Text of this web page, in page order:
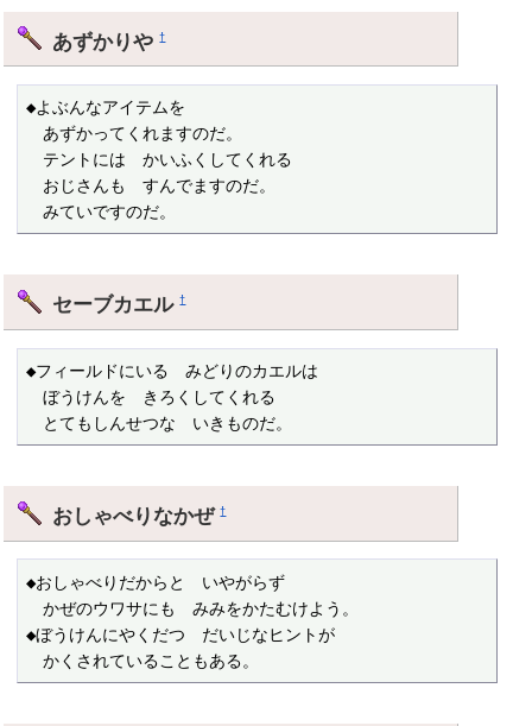
あずかりや†
◆よぶんなアイテムを
あずかってくれますのだ。
テントには　かいふくしてくれる
おじさんも　すんでますのだ。
みていですのだ。
セーブカエル†
◆フィールドにいる　みどりのカエルは
ぼうけんを　きろくしてくれる
とてもしんせつな　いきものだ。
おしゃべりなかぜ†
◆おしゃべりだからと　いやがらず
かぜのウワサにも　みみをかたむけよう。
◆ぼうけんにやくだつ　だいじなヒントが
かくされていることもある。